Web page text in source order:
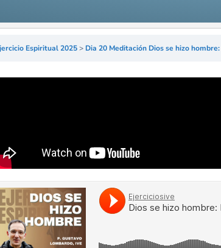
Espiritual 2025 Dia 20 Meditación Dios se hizo hombre: